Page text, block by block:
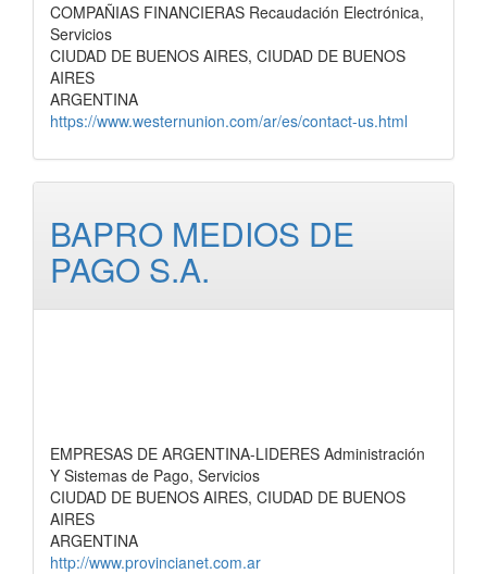
COMPAÑIAS FINANCIERAS Recaudación Electrónica,
Servicios
CIUDAD DE BUENOS AIRES, CIUDAD DE BUENOS
AIRES
ARGENTINA
https://www.westernunion.com/ar/es/contact-us.html
BAPRO MEDIOS DE
PAGO S.A.
EMPRESAS DE ARGENTINA-LIDERES Administración
Y Sistemas de Pago, Servicios
CIUDAD DE BUENOS AIRES, CIUDAD DE BUENOS
AIRES
ARGENTINA
http://www.provincianet.com.ar